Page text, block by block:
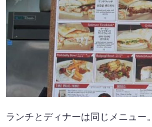
ランチとディナーは同じメニュー。